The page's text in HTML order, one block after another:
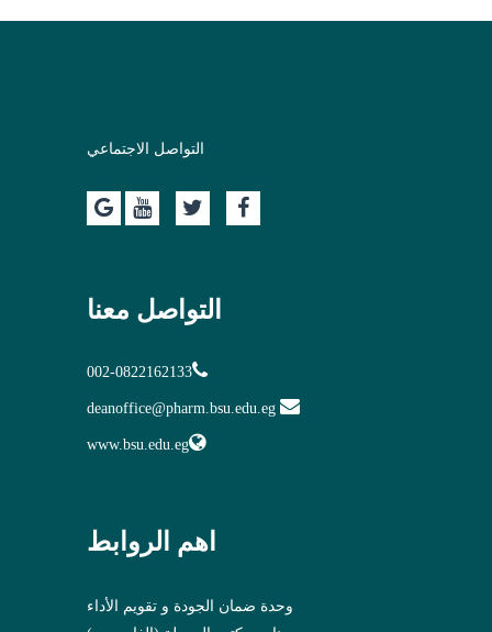
التواصل الاجتماعي
التواصل معنا
002-0822162133
www.bsu.edu.eg
اهم الروابط
وحدة ضمان الجودة و تقويم الأداء